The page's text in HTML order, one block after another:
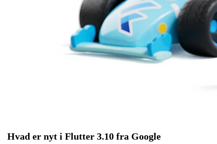
Hvad er nyt i Flutter 3.10 fra Google